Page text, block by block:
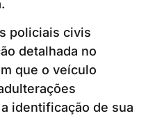
policiais civis
detalhada no
que o veículo
identificação de sua